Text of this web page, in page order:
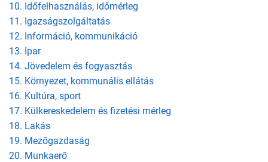
10. Időfelhasználás, időmérleg
11. Igazságszolgáltatás
12. Információ, kommunikáció
13. Ipar
14. Jövedelem és fogyasztás
15. Környezet, kommunális ellátás
16. Kultúra, sport
17. Külkereskedelem és fizetési mérleg
18. Lakás
19. Mezőgazdaság
20. Munkaerő